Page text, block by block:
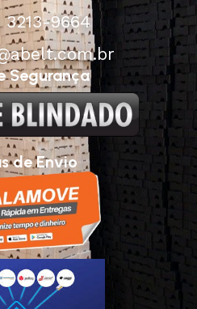
3213-9664
Segurança
de Envio